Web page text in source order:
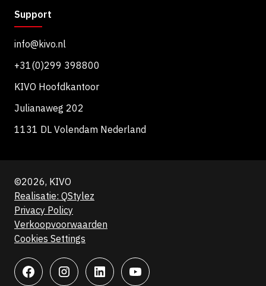
Support
info@kivo.nl
+31(0)299 398800
KIVO Hoofdkantoor
Julianaweg 202
1131 DL Volendam Nederland
©2026, KIVO
Realisatie: QStylez
Privacy Policy
Verkoopvoorwaarden
Cookies Settings